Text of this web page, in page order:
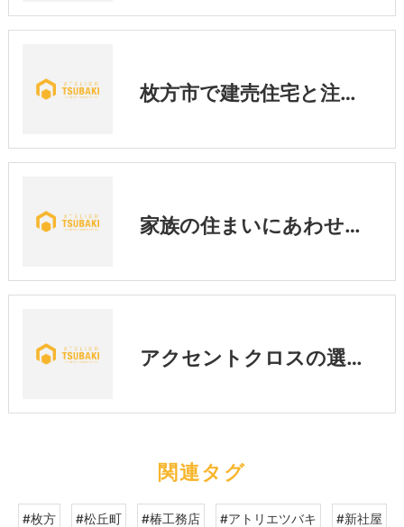
枚方市で建売住宅と注文住宅を比較｜あなたに合う家の選び方とは？
家族の住まいにあわせた暮らし
アクセントクロスの選び方｜後悔しないために知っておきたい3つのポイント💡
関連タグ
#枚方 #松丘町 #椿工務店 #アトリエツバキ #新社屋